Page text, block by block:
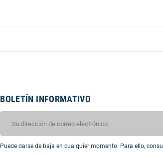
BOLETÍN INFORMATIVO
Puede darse de baja en cualquier momento. Para ello,